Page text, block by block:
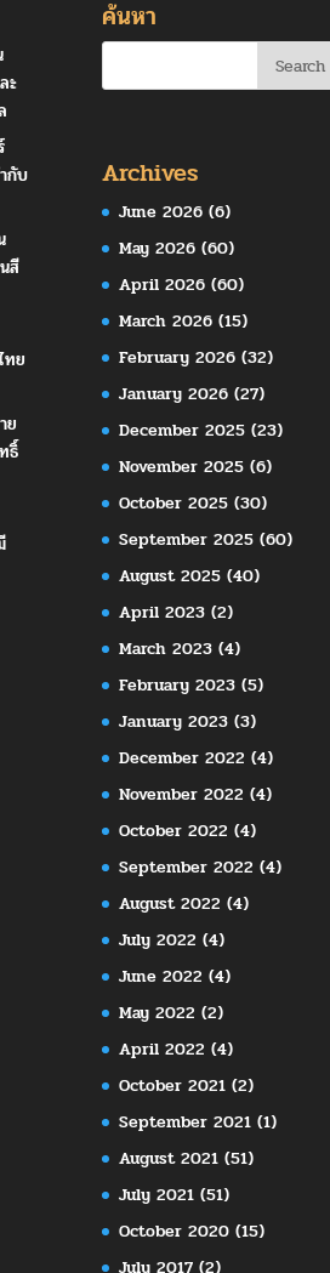
ะ
กับ
สี
ทย
ย
ธิ์
ค้นหา
Archives
June 2026(6)
May 2026(60)
April 2026(60)
March 2026(15)
February 2026(32)
January 2026(27)
December 2025(23)
November 2025(6)
October 2025(30)
September 2025(60)
August 2025(40)
April 2023(2)
March 2023(4)
February 2023(5)
January 2023(3)
December 2022 (4)
November 2022 (4)
October 2022 (4)
September 2022 (4)
August 2022 (4)
July 2022 (4)
June 2022 (4)
May 2022 (2)
April 2022 (4)
October 2021(2)
September 2021(1)
August 2021(51)
July 2021(51)
October 2020(15)
July 2017(2)